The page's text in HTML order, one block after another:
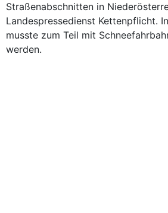
Straßenabschnitten in
Landespressedienst Kettenpflicht.
musste zum Teil mit
werden.